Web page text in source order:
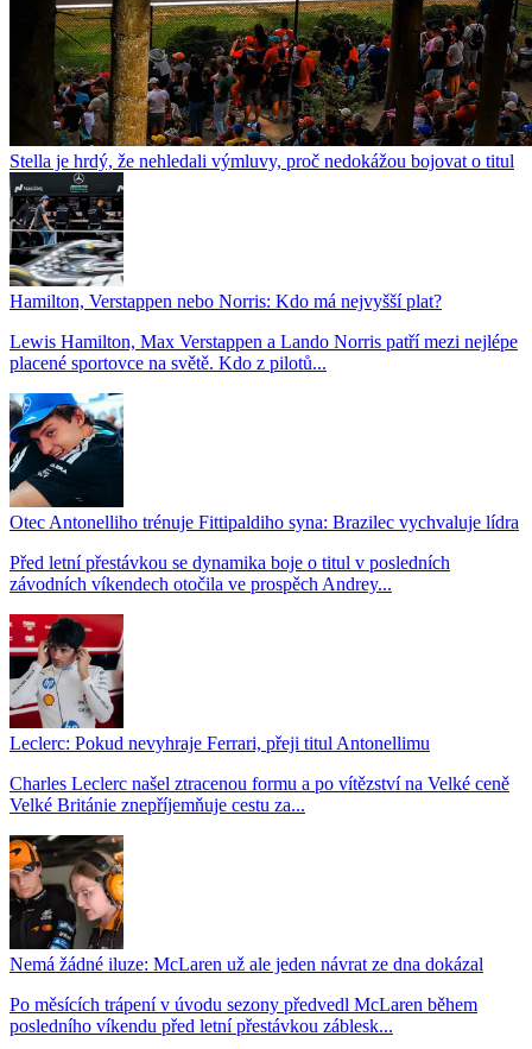
Stella je hrdý, že nehledali výmluvy, proč nedokážou bojovat o titul
Hamilton, Verstappen nebo Norris: Kdo má nejvyšší plat?
Lewis Hamilton, Max Verstappen a Lando Norris patří mezi nejlépe
placené sportovce na světě. Kdo z pilotů...
Otec Antonelliho trénuje Fittipaldiho syna: Brazilec vychvaluje lídra
Před letní přestávkou se dynamika boje o titul v posledních
závodních víkendech otočila ve prospěch Andrey...
Leclerc: Pokud nevyhraje Ferrari, přeji titul Antonellimu
Charles Leclerc našel ztracenou formu a po vítězství na Velké ceně
Velké Británie znepříjemňuje cestu za...
Nemá žádné iluze: McLaren už ale jeden návrat ze dna dokázal
Po měsících trápení v úvodu sezony předvedl McLaren během
posledního víkendu před letní přestávkou záblesk...